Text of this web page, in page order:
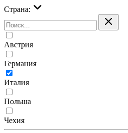
Страна:
Австрия
Германия
Италия
Польша
Чехия